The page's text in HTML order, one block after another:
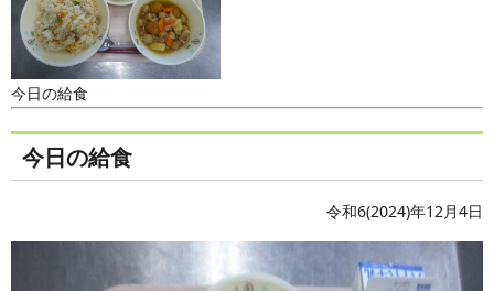
今日の給食
今日の給食
令和6(2024)年12月4日